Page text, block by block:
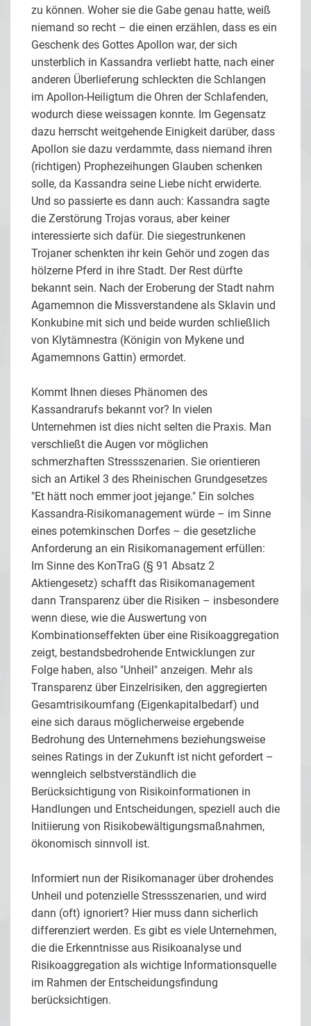
zu können. Woher sie die Gabe genau hatte, weiß
niemand so recht – die einen erzählen, dass es ein
Geschenk des Gottes Apollon war, der sich
unsterblich in Kassandra verliebt hatte, nach einer
anderen Überlieferung schleckten die Schlangen
im Apollon-Heiligtum die Ohren der Schlafenden,
wodurch diese weissagen konnte. Im Gegensatz
dazu herrscht weitgehende Einigkeit darüber, dass
Apollon sie dazu verdammte, dass niemand ihren
(richtigen) Prophezeihungen Glauben schenken
solle, da Kassandra seine Liebe nicht erwiderte.
Und so passierte es dann auch: Kassandra sagte
die Zerstörung Trojas voraus, aber keiner
interessierte sich dafür. Die siegestrunkenen
Trojaner schenkten ihr kein Gehör und zogen das
hölzerne Pferd in ihre Stadt. Der Rest dürfte
bekannt sein. Nach der Eroberung der Stadt nahm
Agamemnon die Missverstandene als Sklavin und
Konkubine mit sich und beide wurden schließlich
von Klytämnestra (Königin von Mykene und
Agamemnons Gattin) ermordet.
Kommt Ihnen dieses Phänomen des
Kassandrarufs bekannt vor? In vielen
Unternehmen ist dies nicht selten die Praxis. Man
verschließt die Augen vor möglichen
schmerzhaften Stressszenarien. Sie orientieren
sich an Artikel 3 des Rheinischen Grundgesetzes
"Et hätt noch emmer joot jejange." Ein solches
Kassandra-Risikomanagement würde – im Sinne
eines potemkinschen Dorfes – die gesetzliche
Anforderung an ein Risikomanagement erfüllen:
Im Sinne des KonTraG (§ 91 Absatz 2
Aktiengesetz) schafft das Risikomanagement
dann Transparenz über die Risiken – insbesondere
wenn diese, wie die Auswertung von
Kombinationseffekten über eine Risikoaggregation
zeigt, bestandsbedrohende Entwicklungen zur
Folge haben, also "Unheil" anzeigen. Mehr als
Transparenz über Einzelrisiken, den aggregierten
Gesamtrisikoumfang (Eigenkapitalbedarf) und
eine sich daraus möglicherweise ergebende
Bedrohung des Unternehmens beziehungsweise
seines Ratings in der Zukunft ist nicht gefordert –
wenngleich selbstverständlich die
Berücksichtigung von Risikoinformationen in
Handlungen und Entscheidungen, speziell auch die
Initiierung von Risikobewältigungsmaßnahmen,
ökonomisch sinnvoll ist.
Informiert nun der Risikomanager über drohendes
Unheil und potenzielle Stressszenarien, und wird
dann (oft) ignoriert? Hier muss dann sicherlich
differenziert werden. Es gibt es viele Unternehmen,
die die Erkenntnisse aus Risikoanalyse und
Risikoaggregation als wichtige Informationsquelle
im Rahmen der Entscheidungsfindung
berücksichtigen.